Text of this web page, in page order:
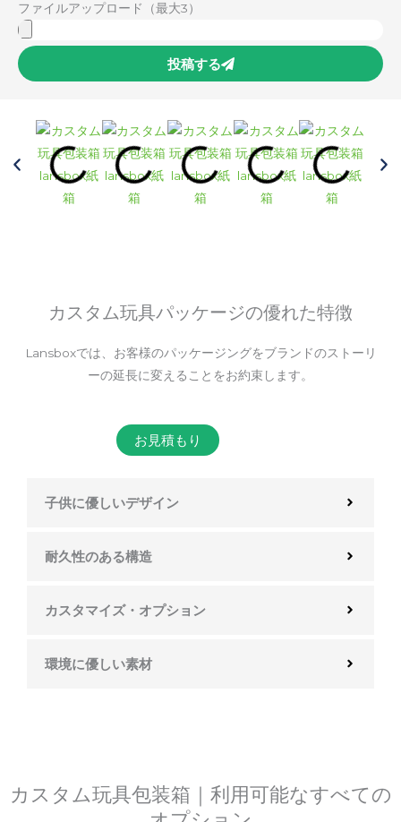
ファイルアップロード（最大3）
投稿する
カスタム玩具パッケージの優れた特徴
Lansboxでは、お客様のパッケージングをブランドのストーリ
ーの延長に変えることをお約束します。
お見積もり
子供に優しいデザイン
耐久性のある構造
カスタマイズ・オプション
環境に優しい素材
カスタム玩具包装箱｜利用可能なすべての